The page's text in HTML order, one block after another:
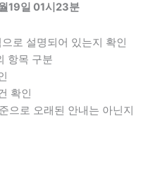
19일 01시23분
로 설명되어 있는지 확인
항목 구분
확인
으로 오래된 안내는 아닌지